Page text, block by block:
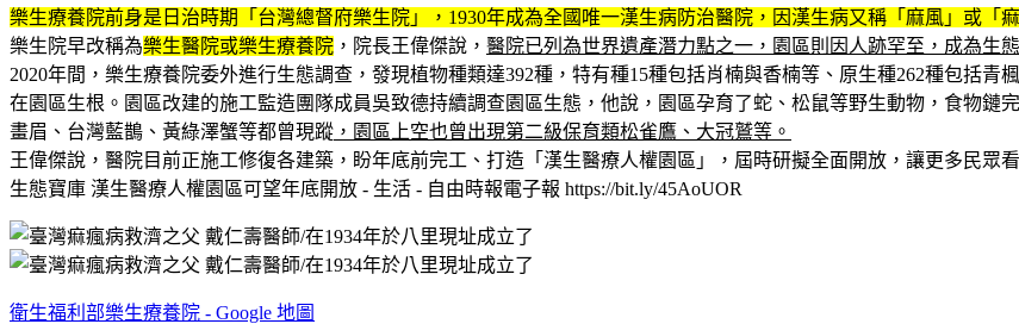
樂生療養院前身是日治時期「台灣總督府樂生院」，1930年成為全國唯一漢生病防治醫院，因漢生病又稱「麻風」或「
樂生院早改稱為樂生醫院或樂生療養院 ，院長王偉傑說， 醫院已列為世界遺產潛力點之一，園區則因人跡罕至，成為生
2020年間，樂生療養院委外進行生態調查，發現植物種類達392種，特有種15種包括肖楠與香楠等、原生種262種包括
在園區生根。園區改建的施工監造團隊成員吳致德持續調查園區生態，他說，園區孕育了蛇、松鼠等野生動物，食物鏈
畫眉、台灣藍鵲、黃綠澤蟹等都曾現蹤 ，園區上空也曾出現第二級保育類松雀鷹、大冠鷲等。
王偉傑說，醫院目前正施工修復各建築，盼年底前完工、打造「漢生醫療人權園區」，屆時研擬全面開放，讓更多民眾
生態寶庫 漢生醫療人權園區可望年底開放 - 生活 - 自由時報電子報 https://bit.ly/45AoUOR
衛生福利部樂生療養院 - Google 地圖